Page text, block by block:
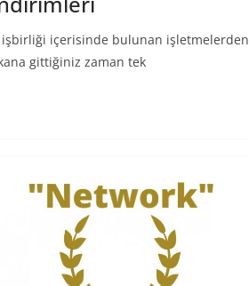
işbirliği içerisinde bulunan işletmelerden
gittiğiniz zaman tek